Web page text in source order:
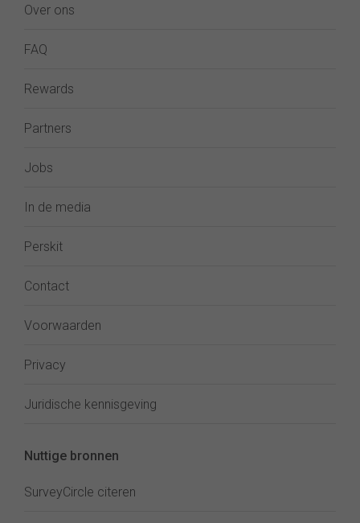
Over ons
FAQ
Rewards
Partners
Jobs
In de media
Perskit
Contact
Voorwaarden
Privacy
Juridische kennisgeving
Nuttige bronnen
SurveyCircle citeren